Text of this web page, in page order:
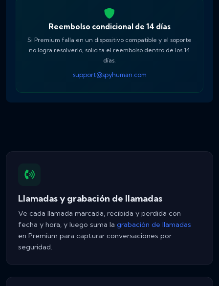
Reembolso condicional de 14 días
Si Premium falla en un dispositivo compatible y el soporte
no logra resolverlo, solicita el reembolso dentro de los 14
días.
support@spyhuman.com
Llamadas y grabación de llamadas
Ve cada llamada marcada, recibida y perdida con
fecha y hora, y luego suma la grabación de llamadas
en Premium para capturar conversaciones por
seguridad.